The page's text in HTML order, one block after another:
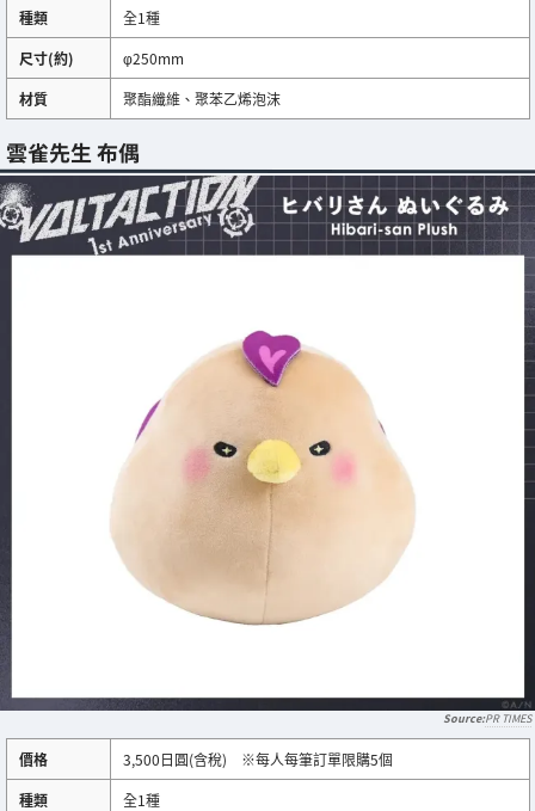
種類
全1種
尺寸(約)
φ250mm
材質
聚酯纖維、聚苯乙烯泡沫
雲雀先生 布偶
PR TIMES
價格
3,500日圓(含稅) ※每人每筆訂單限購5個
種類
全1種